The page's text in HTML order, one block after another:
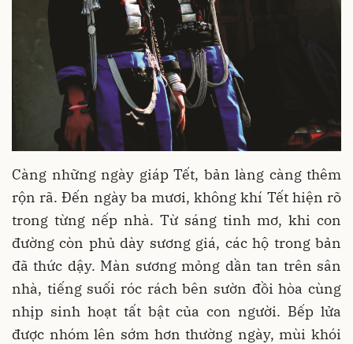
Càng những ngày giáp Tết, bản làng càng thêm
rộn rã. Đến ngày ba mươi, không khí Tết hiện rõ
trong từng nếp nhà. Từ sáng tinh mơ, khi con
đường còn phủ dày sương giá, các hộ trong bản
đã thức dậy. Màn sương mỏng dần tan trên sân
nhà, tiếng suối róc rách bên sườn đồi hòa cùng
nhịp sinh hoạt tất bật của con người. Bếp lửa
được nhóm lên sớm hơn thường ngày, mùi khói